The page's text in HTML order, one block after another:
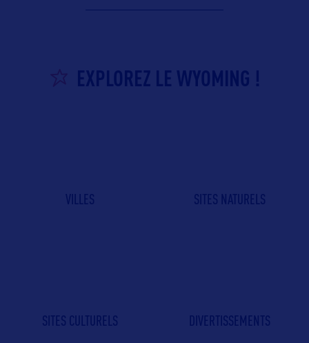
EXPLOREZ LE WYOMING !
VILLES SITES NATURELS
SITES CULTURELS DIVERTISSEMENTS